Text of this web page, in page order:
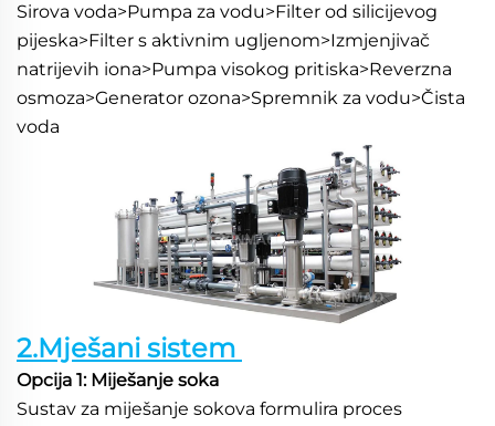
Sirova voda>Pumpa za vodu>Filter od silicijevog
pijeska>Filter s aktivnim ugljenom>Izmjenjivač
natrijevih iona>Pumpa visokog pritiska>Reverzna
osmoza>Generator ozona>Spremnik za vodu>Čista
voda
2.Mješani sistem
Opcija 1: Miješanje soka
Sustav za miješanje sokova formulira proces